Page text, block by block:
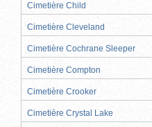
Cimetière Child
Cimetière Cleveland
Cimetière Cochrane Sleeper
Cimetière Compton
Cimetière Crooker
Cimetière Crystal Lake